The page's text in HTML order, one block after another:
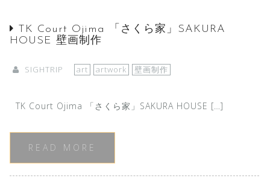
TK Court Ojima 「さくら家」SAKURA
HOUSE 壁画制作
SIGHTRIP art artwork 壁画制作
TK Court Ojima 「さくら家」SAKURA HOUSE […]
READ MORE